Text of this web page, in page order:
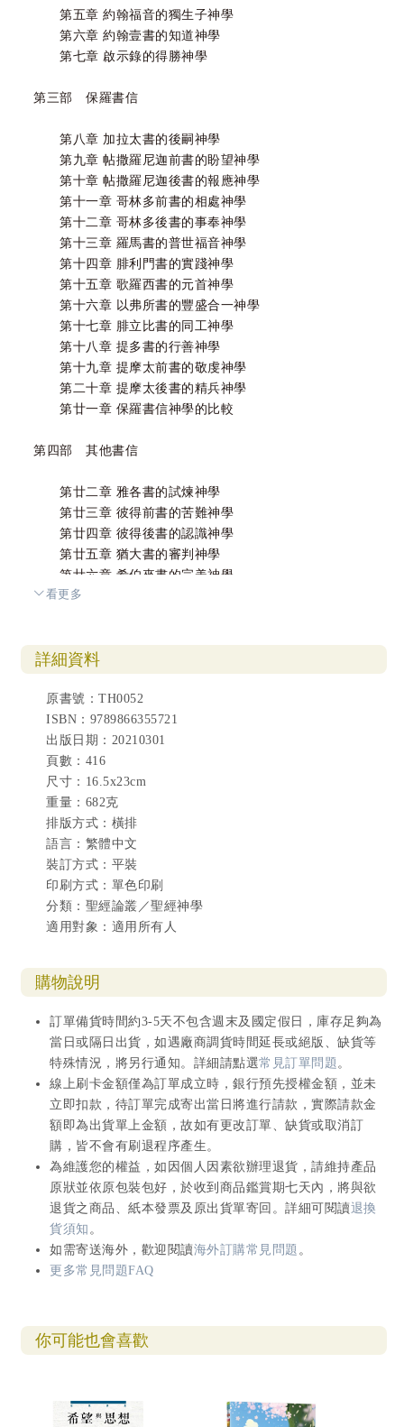
第五章 約翰福音的獨生子神學
第六章 約翰壹書的知道神學
第七章 啟示錄的得勝神學
第三部 保羅書信
第八章 加拉太書的後嗣神學
第九章 帖撒羅尼迦前書的盼望神學
第十章 帖撒羅尼迦後書的報應神學
第十一章 哥林多前書的相處神學
第十二章 哥林多後書的事奉神學
第十三章 羅馬書的普世福音神學
第十四章 腓利門書的實踐神學
第十五章 歌羅西書的元首神學
第十六章 以弗所書的豐盛合一神學
第十七章 腓立比書的同工神學
第十八章 提多書的行善神學
第十九章 提摩太前書的敬虔神學
第二十章 提摩太後書的精兵神學
第廿一章 保羅書信神學的比較
第四部 其他書信
第廿二章 雅各書的試煉神學
第廿三章 彼得前書的苦難神學
第廿四章 彼得後書的認識神學
第廿五章 猶大書的審判神學
第廿六章 希伯來書的完美神學
第廿七章 普通書信神學的比較
附錄
新約書卷的神學重點
主題索引
新約希臘文詞彙索引
重要新約經文索引
看更多
詳細資料
原書號：TH0052
ISBN：9789866355721
出版日期：20210301
頁數：416
尺寸：16.5x23cm
重量：682克
排版方式：橫排
語言：繁體中文
裝訂方式：平裝
印刷方式：單色印刷
分類：聖經論叢／聖經神學
適用對象：適用所有人
購物說明
訂單備貨時間約3-5天不包含週末及國定假日，庫存足夠為
當日或隔日出貨，如遇廠商調貨時間延長或絕版、缺貨等
特殊情況，將另行通知。詳細請點選常見訂單問題 。
線上刷卡金額僅為訂單成立時，銀行預先授權金額，並未
立即扣款，待訂單完成寄出當日將進行請款，實際請款金
額即為出貨單上金額，故如有更改訂單、缺貨或取消訂
購，皆不會有刷退程序產生。
為維護您的權益，如因個人因素欲辦理退貨，請維持產品
原狀並依原包裝包好，於收到商品鑑賞期七天內，將與欲
退貨之商品、紙本發票及原出貨單寄回。詳細可閱讀退換
貨須知 。
如需寄送海外，歡迎閱讀海外訂購常見問題 。
更多常見問題FAQ
你可能也會喜歡